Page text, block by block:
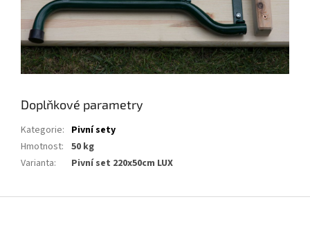
Doplňkové parametry
Kategorie: Pivní sety
Hmotnost: 50 kg
Varianta: Pivní set 220x50cm LUX